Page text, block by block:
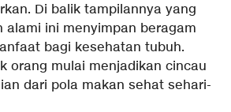
Di balik tampilannya yang
alami ini menyimpan beragam
bagi kesehatan tubuh.
orang mulai menjadikan cincau
dari pola makan sehat sehari-